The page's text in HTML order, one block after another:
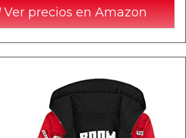
Ver precios en Amazon